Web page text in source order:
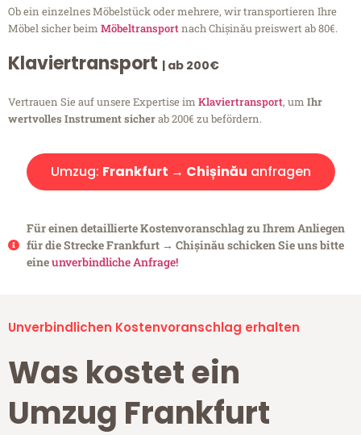
Ob ein einzelnes Möbelstück oder mehrere, wir transportieren Ihre
Möbel sicher beim Möbeltransportnach Chișinău preiswert ab 80€.
Klaviertransport | ab 200€
Vertrauen Sie auf unsere Expertise im Klaviertransport, um Ihr
wertvolles Instrument sicherab 200€ zu befördern.
Umzug: Frankfurt → Chișinău anfragen
Für einen detaillierte Kostenvoranschlag zu Ihrem Anliegen
für die Strecke Frankfurt → Chișinău schicken Sie uns bitte
eineunverbindliche Anfrage!
Unverbindlichen Kostenvoranschlag erhalten
Was kostet ein
Umzug Frankfurt